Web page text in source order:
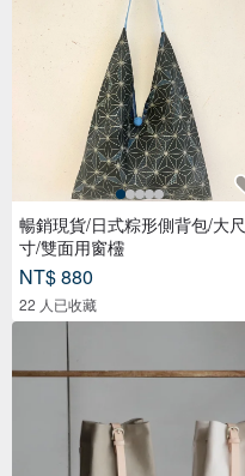
暢銷現貨/日式粽形側背包/大尺
寸/雙面用窗欞
NT$ 880
22 人已收藏